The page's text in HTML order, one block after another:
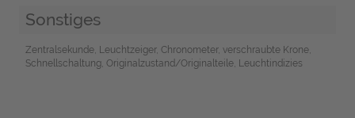
Sonstiges
Zentralsekunde, Leuchtzeiger, Chronometer, verschraubte Krone,
Schnellschaltung, Originalzustand/Originalteile, Leuchtindizies